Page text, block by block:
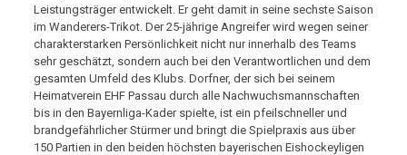
Leistungsträger entwickelt. Er geht damit in seine sechste Saison
im Wanderers-Trikot. Der 25-jährige Angreifer wird wegen seiner
charakterstarken Persönlichkeit nicht nur innerhalb des Teams
sehr geschätzt, sondern auch bei den Verantwortlichen und dem
gesamten Umfeld des Klubs. Dorfner, der sich bei seinem
Heimatverein EHF Passau durch alle Nachwuchsmannschaften
bis in den Bayernliga-Kader spielte, ist ein pfeilschneller und
brandgefährlicher Stürmer und bringt die Spielpraxis aus über
150 Partien in den beiden höchsten bayerischen Eishockeyligen